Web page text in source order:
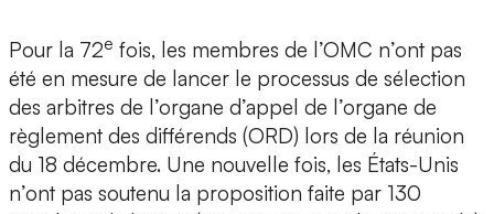
Pour la 72e fois, les membres de l’OMC n’ont pas
été en mesure de lancer le processus de sélection
des arbitres de l’organe d’appel de l’organe de
règlement des différends (ORD) lors de la réunion
du 18 décembre. Une nouvelle fois, les États-Unis
n’ont pas soutenu la proposition faite par 130